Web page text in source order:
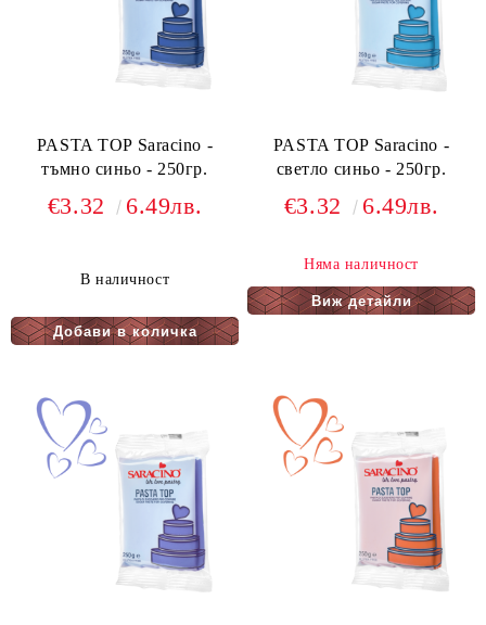
PASTA TOP Saracino -
тъмно синьо - 250гр.
€3.32 6.49лв.
В наличност
PASTA TOP Saracino -
светло синьо - 250гр.
€3.32 6.49лв.
Няма наличност
Виж детайли